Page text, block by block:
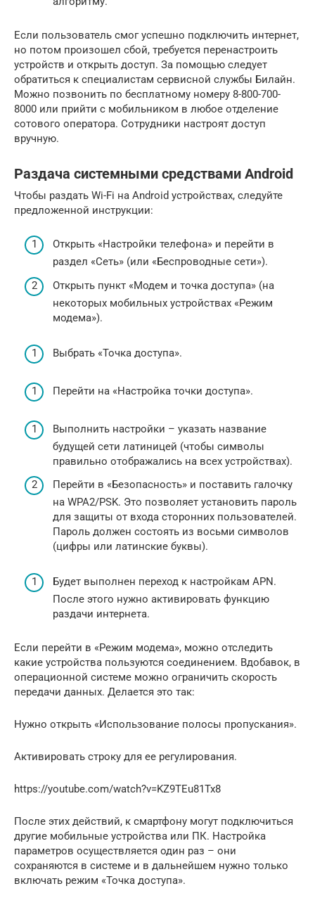
Если пользователь смог успешно подключить интернет,
но потом произошел сбой, требуется перенастроить
устройств и открыть доступ. За помощью следует
обратиться к специалистам сервисной службы Билайн.
Можно позвонить по бесплатному номеру 8-800-700-
8000 или прийти с мобильником в любое отделение
сотового оператора. Сотрудники настроят доступ
вручную.
Раздача системными средствами Android
Чтобы раздать Wi-Fi на Android устройствах, следуйте
предложенной инструкции:
Открыть «Настройки телефона» и перейти в
раздел «Сеть» (или «Беспроводные сети»).
Открыть пункт «Модем и точка доступа» (на
некоторых мобильных устройствах «Режим
модема»).
Выбрать «Точка доступа».
Перейти на «Настройка точки доступа».
Выполнить настройки – указать название
будущей сети латиницей (чтобы символы
правильно отображались на всех устройствах).
Перейти в «Безопасность» и поставить галочку
на WPA2/PSK. Это позволяет установить пароль
для защиты от входа сторонних пользователей.
Пароль должен состоять из восьми символов
(цифры или латинские буквы).
Будет выполнен переход к настройкам APN.
После этого нужно активировать функцию
раздачи интернета.
Если перейти в «Режим модема», можно отследить
какие устройства пользуются соединением. Вдобавок, в
операционной системе можно ограничить скорость
передачи данных. Делается это так:
Нужно открыть «Использование полосы пропускания».
Активировать строку для ее регулирования.
https://youtube.com/watch?v=KZ9TEu81Tx8
После этих действий, к смартфону могут подключиться
другие мобильные устройства или ПК. Настройка
параметров осуществляется один раз – они
сохраняются в системе и в дальнейшем нужно только
включать режим «Точка доступа».